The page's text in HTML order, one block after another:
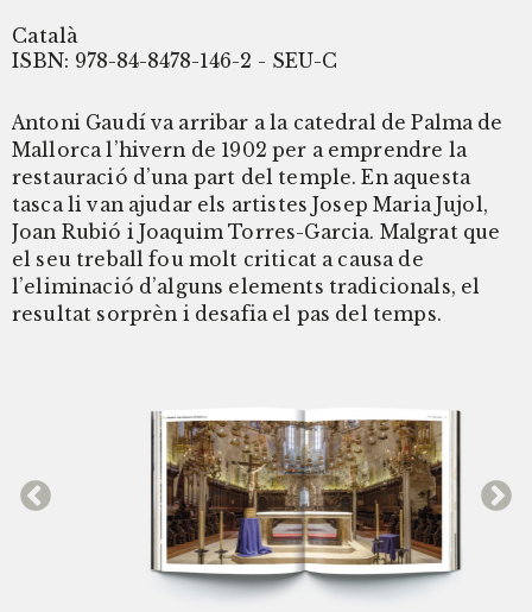
Català
ISBN: 978-84-8478-146-2 - SEU-C
Antoni Gaudí va arribar a la catedral de Palma de
Mallorca l’hivern de 1902 per a emprendre la
restauració d’una part del temple. En aquesta
tasca li van ajudar els artistes Josep Maria Jujol,
Joan Rubió i Joaquim Torres-Garcia. Malgrat que
el seu treball fou molt criticat a causa de
l’eliminació d’alguns elements tradicionals, el
resultat sorprèn i desafia el pas del temps.